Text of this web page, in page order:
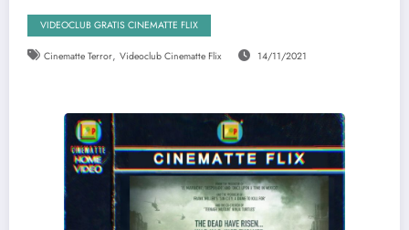
VIDEOCLUB GRATIS CINEMATTE FLIX
Cinematte Terror, Videoclub Cinematte Flix 14/11/2021